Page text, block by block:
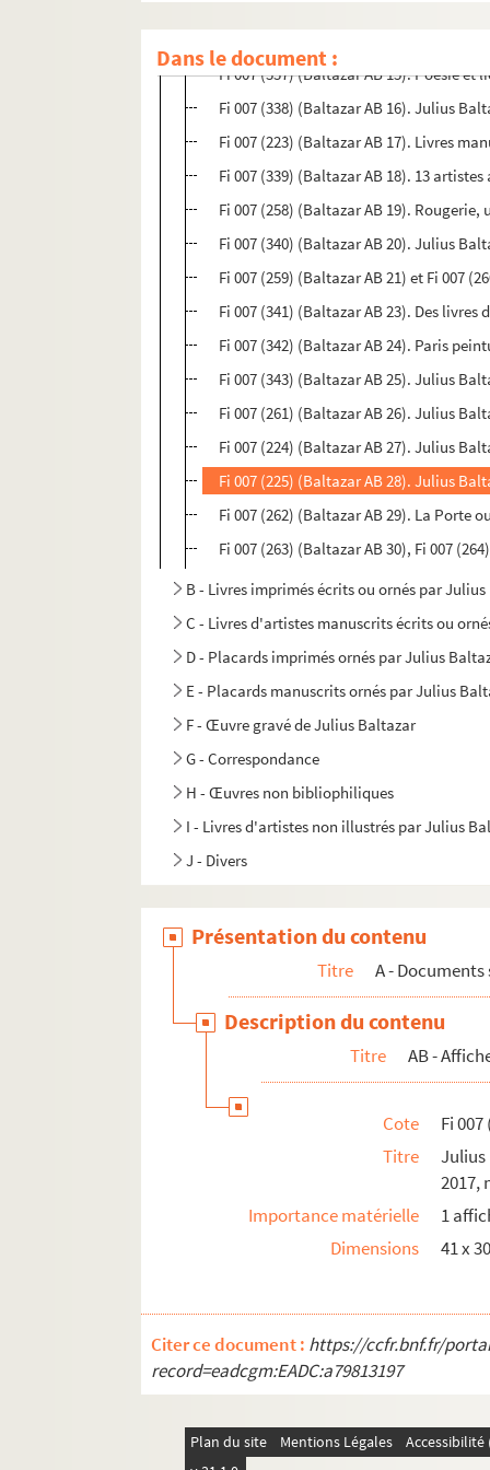
Dans le document :
Fi 007 (335) (Baltazar AB 13). Autour
Fi 007 (337) (Baltazar AB 15). Poésie
Fi 007 (338) (Baltazar AB 16). Julius
Fi 007 (223) (Baltazar AB 17). Livres
Fi 007 (339) (Baltazar AB 18). 13
Fi 007 (258) (Baltazar AB 19).
Fi 007 (340) (Baltazar AB 20). Julius
Fi 007 (259) (Baltazar AB 21) et Fi 007
Fi 007 (341) (Baltazar AB 23). Des
Fi 007 (342) (Baltazar AB 24). Paris
Fi 007 (343) (Baltazar AB 25). Julius
Fi 007 (261) (Baltazar AB 26). Julius
Fi 007 (224) (Baltazar AB 27). Julius
Fi 007 (225) (Baltazar AB 28). Julius
Fi 007 (262) (Baltazar AB 29). La Porte
Fi 007 (263) (Baltazar AB 30), Fi 007
B - Livres imprimés écrits ou ornés par
C - Livres d'artistes manuscrits écrits ou
D - Placards imprimés ornés par Julius
E - Placards manuscrits ornés par Julius
F - Œuvre gravé de Julius Baltazar
G - Correspondance
H - Œuvres non bibliophiliques
I - Livres d'artistes non illustrés par Julius
J - Divers
Présentation du contenu
Titre A -
Description du contenu
Titre AB -
Cote
Fi
Titre
2017,
Importance matérielle
1
Dimensions
41 x
Citer ce document : https://ccfr.bnf.fr/
record=eadcgm:EADC:a79813197
Plan du site Mentions Légales